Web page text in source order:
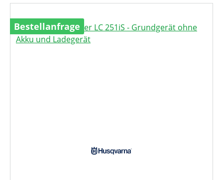
Bestellanfrage